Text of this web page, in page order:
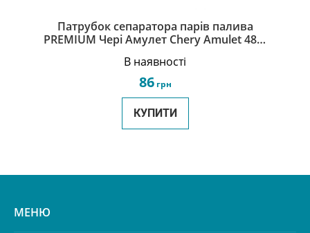
Патрубок сепаратора парів палива
PREMIUM Чері Амулет Chery Amulet 480-
В наявності
86грн
КУПИТИ
МЕНЮ